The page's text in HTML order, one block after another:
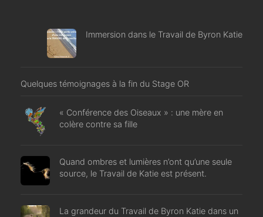
Immersion dans le Travail de Byron Katie
Quelques témoignages à la fin du Stage OR
« Conférence des Oiseaux » : une mère en
colère contre sa fille
Quand ombres et lumières n’ont qu’une seule
source, le Travail de Katie est présent.
La grandeur du Travail de Byron Katie dans un